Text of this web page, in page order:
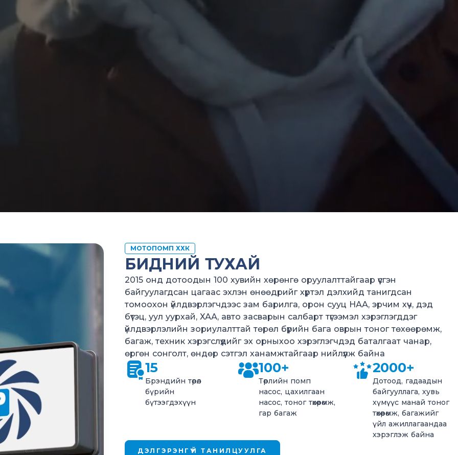
МОТОПОМП ХХК
БИДНИЙ ТУХАЙ
2015 онд дотоодын 100 хувийн хөрөнгө оруулалттайгаар үүсгэн
байгуулагдсан цагаас эхлэн өнөөдрийг хүртэл дэлхийд танигдсан
томоохон үйлдвэрлэгчдээс зам барилга, орон сууц НАА, эрчим хүч, дэд
бүтэц, уул уурхай, ХАА, авто засварын салбарт түгээмэл хэрэглэгддэг
үйлдвэрлэлийн зориулалттай төрөл бүрийн бага оврын тоног төхөөрөмж,
багаж, техник хэрэгслүүдийг эх орныхоо хэрэглэгчдэд баталгаат чанар,
өргөн сонголт, өндөр сэтгэл ханамжтайгаар нийлүүлж байна
15
Брэндийн төрөл
бүрийн
бүтээгдэхүүн
100+
Төрлийн помп
насос, цахилгаан
насос, тоног төхөөрөмж,
гар багаж
2000+
Дотоод, гадаадын
байгууллага, хувь
хүмүүс манай тоног
төхөөрөмж, багажийг
үйл ажиллагаандаа
хэрэглэж байна
ДЭЛГЭРЭНГҮЙ ТАНИЛЦУУЛГА